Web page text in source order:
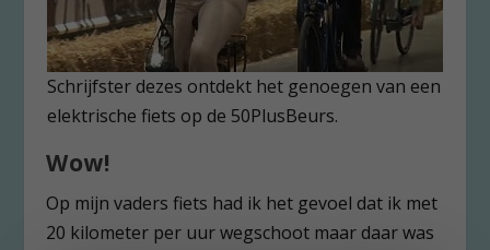
Schrijfster dezes ontdekt het genoegen van een
elektrische fiets op de 50PlusBeurs.
Wow!
Op mijn vaders fiets had ik het gevoel dat ik met
20 kilometer per uur wegschoot maar daar was